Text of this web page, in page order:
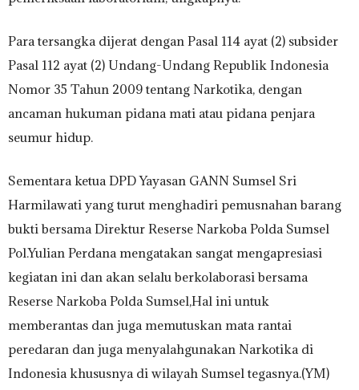
Para tersangka dijerat dengan Pasal 114 ayat (2) subsider
Pasal 112 ayat (2) Undang-Undang Republik Indonesia
Nomor 35 Tahun 2009 tentang Narkotika, dengan
ancaman hukuman pidana mati atau pidana penjara
seumur hidup.
Sementara ketua DPD Yayasan GANN Sumsel Sri
Harmilawati yang turut menghadiri pemusnahan barang
bukti bersama Direktur Reserse Narkoba Polda Sumsel
Pol.Yulian Perdana mengatakan sangat mengapresiasi
kegiatan ini dan akan selalu berkolaborasi bersama
Reserse Narkoba Polda Sumsel,Hal ini untuk
memberantas dan juga memutuskan mata rantai
peredaran dan juga menyalahgunakan Narkotika di
Indonesia khususnya di wilayah Sumsel tegasnya.(YM)